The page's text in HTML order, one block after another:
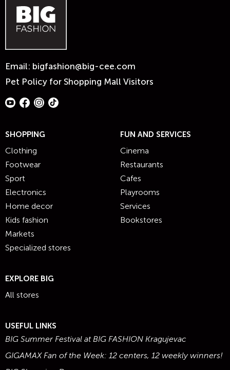
Email: bigfashion@big-cee.com
Pet Policy for Shopping Mall Visitors
SHOPPING
Clothing
Footwear
Sport
Electronics
Home decor
Kids fashion
Markets
Specialized stores
FUN AND SERVICES
Cinema
Restaurants
Cafes
Playrooms
Services
Bookstores
EXPLORE BIG
All stores
USEFUL LINKS
BIG Summer Festival at BIG FASHION Kragujevac
GIGAMAX Fan of the Week: 12 centers, 12 weekly winners!